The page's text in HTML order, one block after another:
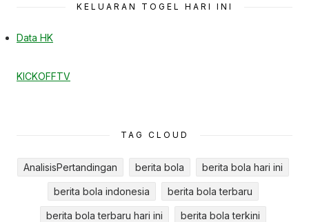
KELUARAN TOGEL HARI INI
Data HK
KICKOFFTV
TAG CLOUD
AnalisisPertandingan berita bola berita bola hari ini
berita bola indonesia berita bola terbaru
berita bola terbaru hari ini berita bola terkini